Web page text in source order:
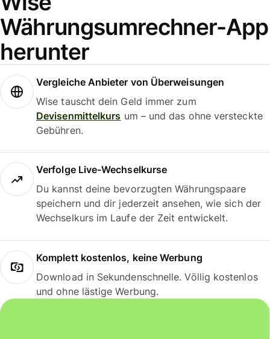
Währungsumrechner-App
herunter
Vergleiche Anbieter von Überweisungen
Wise tauscht dein Geld immer zum
Devisenmittelkurs um – und das ohne versteckte
Gebühren.
Verfolge Live-Wechselkurse
Du kannst deine bevorzugten Währungspaare
speichern und dir jederzeit ansehen, wie sich der
Wechselkurs im Laufe der Zeit entwickelt.
Komplett kostenlos, keine Werbung
Download in Sekundenschnelle. Völlig kostenlos
und ohne lästige Werbung.